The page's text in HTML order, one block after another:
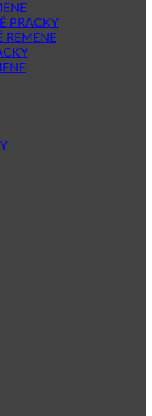
PRACKY
REMENE